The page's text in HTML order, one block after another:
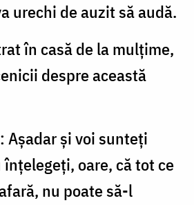
urechi de auzit să audă.
în casă de la mulţime,
despre această
Aşadar şi voi sunteţi
oare, că tot ce
nu poate să-l